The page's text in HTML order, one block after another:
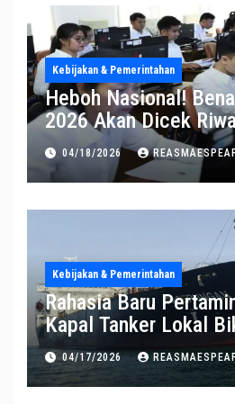
Kebijakan & Pemerintahan
Heboh Nasional!
2026 Akan Dicek
Pernyataan BKN
04/18/2026
Kebijakan & Pemerintahan
Rahasia Baru
Kapal Tanker Lokal
RI Makin Kuat
04/17/2026